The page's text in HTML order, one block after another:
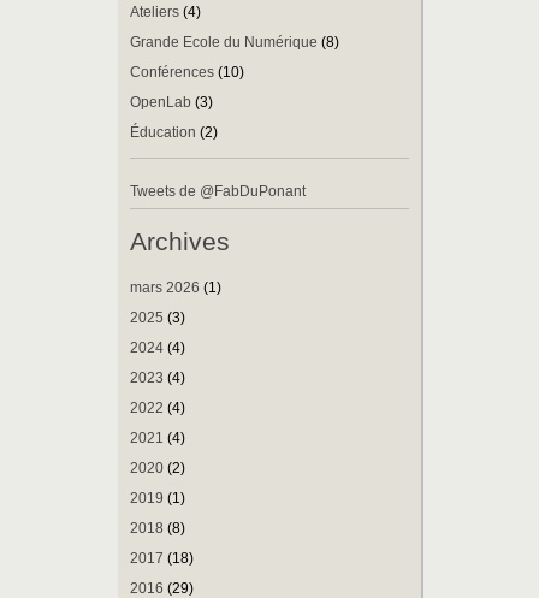
Ateliers (4)
Grande Ecole du Numérique (8)
Conférences (10)
OpenLab (3)
Éducation (2)
Tweets de @FabDuPonant
Archives
mars 2026 (1)
2025 (3)
2024 (4)
2023 (4)
2022 (4)
2021 (4)
2020 (2)
2019 (1)
2018 (8)
2017 (18)
2016 (29)